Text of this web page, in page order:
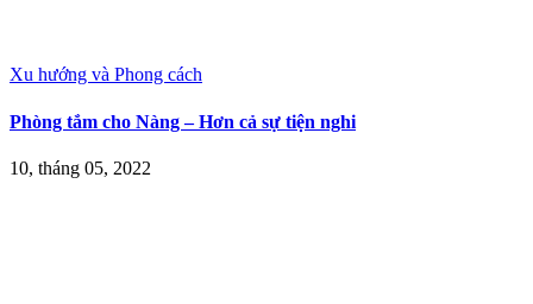
Xu hướng và Phong cách
Phòng tắm cho Nàng – Hơn cả sự tiện nghi
10, tháng 05, 2022